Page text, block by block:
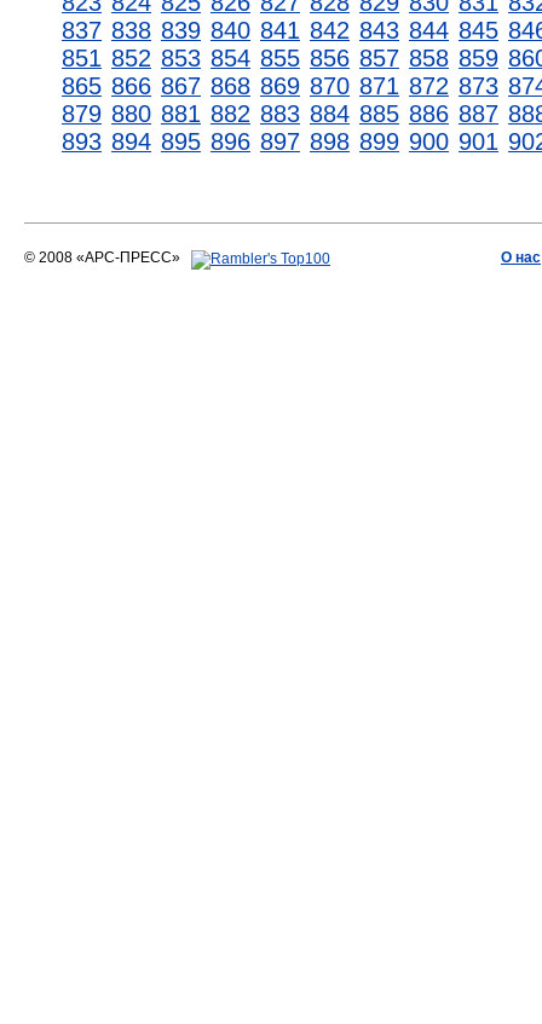
837 838 839 840 841 842 843 844 845
851 852 853 854 855 856 857 858 859
865 866 867 868 869 870 871 872 873
879 880 881 882 883 884 885 886 887
893 894 895 896 897 898 899 900 901
© 2008 «АРС-ПРЕСС» О нас